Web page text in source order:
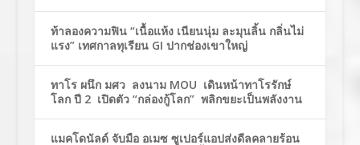
ท้าลองความฟิน “เนื้อแห้ง เนียนนุ่ม ละมุนลิ้น กลิ่นไม่
แรง” เทศกาลทุเรียน GI ปากช่องเขาใหญ่
ทาโร ผนึก มศว ลงนาม MOU เดินหน้าทาโรรักษ์
โลก ปี 2 เปิดตัว “กล่องกู้โลก” พลิกขยะเป็นพลังงาน
แมคโดนัลด์ จับมือ อเมซ ซูเปอร์แอปส่งดีลคลายร้อน